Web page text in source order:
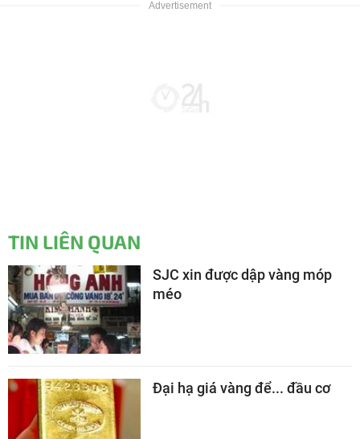
TIN LIÊN QUAN
SJC xin được dập vàng móp
méo
Đại hạ giá vàng để... đầu cơ